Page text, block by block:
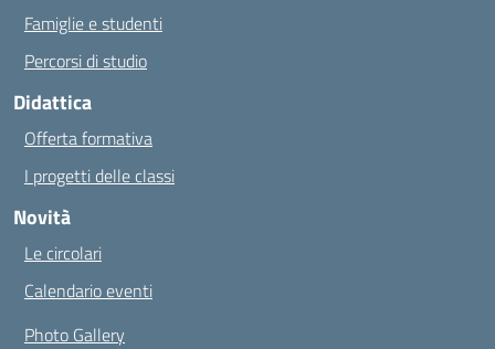
Famiglie e studenti
Percorsi di studio
Didattica
Offerta formativa
I progetti delle classi
Novità
Le circolari
Calendario eventi
Photo Gallery